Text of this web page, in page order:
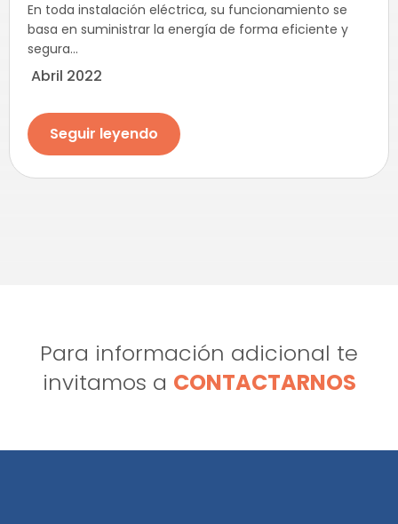
En toda instalación eléctrica, su funcionamiento se
basa en suministrar la energía de forma eficiente y
segura...
Abril 2022
Seguir leyendo
Para información adicional te
invitamos a CONTACTARNOS